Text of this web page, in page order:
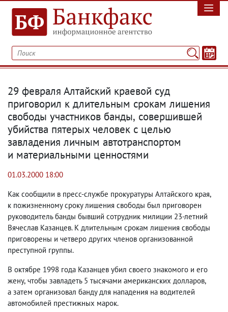
29 февраля Алтайский краевой суд
приговорил к длительным срокам лишения
свободы участников банды, совершившей
убийства пятерых человек с целью
завладения личным автотранспортом
и материальными ценностями
01.03.2000 18:00
Как сообщили в пресс-службе прокуратуры Алтайского края,
к пожизненному сроку лишения свободы был приговорен
руководитель банды бывший сотрудник милиции 23-летний
Вячеслав Казанцев. К длительным срокам лишения свободы
приговорены и четверо других членов организованной
преступной группы.
В октябре 1998 года Казанцев убил своего знакомого и его
жену, чтобы завладеть 5 тысячами американских долларов,
а затем организовал банду для нападения на водителей
автомобилей престижных марок.